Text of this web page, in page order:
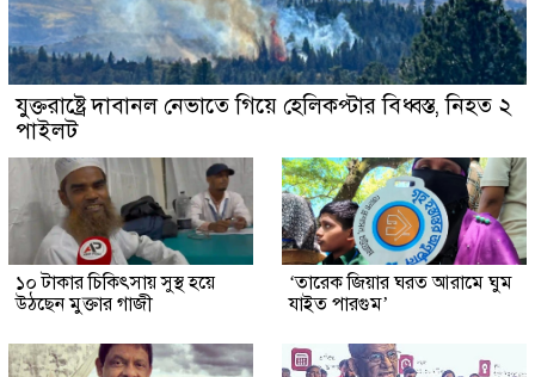
যুক্তরাষ্ট্রে দাবানল নেভাতে গিয়ে হেলিকপ্টার বিধ্বস্ত, নিহত ২
পাইলট
১০ টাকার চিকিৎসায় সুস্থ হয়ে
উঠছেন মুক্তার গাজী
‘তারেক জিয়ার ঘরত আরামে ঘুম
যাইত পারগুম’